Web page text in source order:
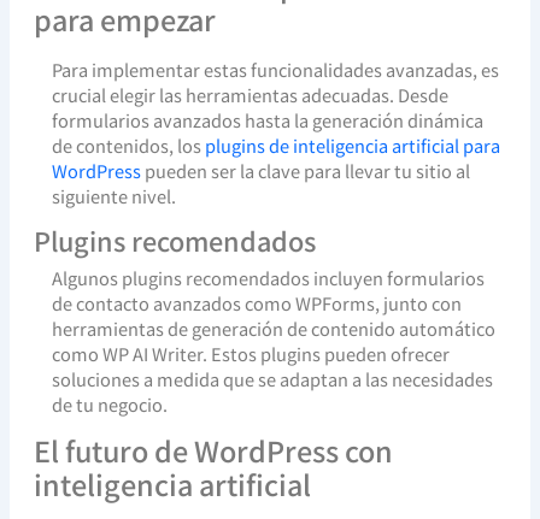
para empezar
Para implementar estas funcionalidades avanzadas, es
crucial elegir las herramientas adecuadas. Desde
formularios avanzados hasta la generación dinámica
de contenidos, losplugins de inteligencia artificial para
WordPresspueden ser la clave para llevar tu sitio al
siguiente nivel.
Plugins recomendados
Algunos plugins recomendados incluyen formularios
de contacto avanzados como WPForms, junto con
herramientas de generación de contenido automático
como WP AI Writer. Estos plugins pueden ofrecer
soluciones a medida que se adaptan a las necesidades
de tu negocio.
El futuro de WordPress con
inteligencia artificial